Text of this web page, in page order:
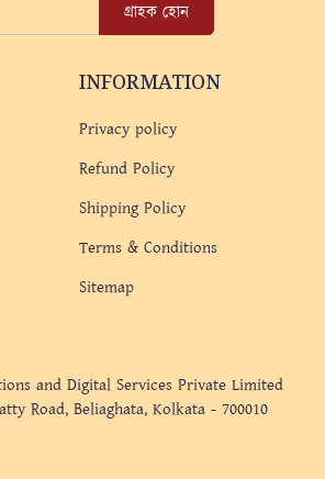
গ্রাহক হোন
INFORMATION
Privacy policy
Refund Policy
Shipping Policy
Terms & Conditions
Sitemap
and Digital Services Private Limited
Road, Beliaghata, Kolkata - 700010